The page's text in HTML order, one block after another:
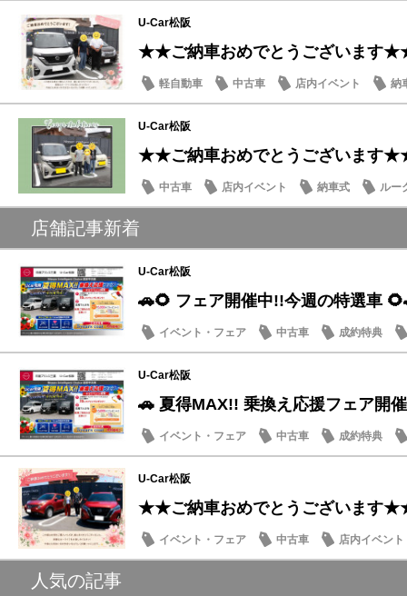
U-Car松阪
★★ご納車おめでとうございます
軽自動車 中古車 店内イベント 納
U-Car松阪
★★ご納車おめでとうございます
中古車 店内イベント 納車式 ルー
店舗記事新着
U-Car松阪
🚗🌻 フェア開催中!!今週の特選車
イベント・フェア 中古車 成約特典
U-Car松阪
🚗 夏得MAX!! 乗換え応援フェア開
イベント・フェア 中古車 成約特典
U-Car松阪
★★ご納車おめでとうございます
イベント・フェア 中古車 店内イベント
人気の記事